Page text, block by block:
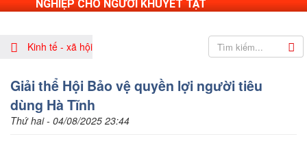
NGHIỆP CHO NGƯỜI KHUYẾT TẬT
Kinh tế - xã hội
Giải thể Hội Bảo vệ quyền lợi người tiêu
dùng Hà Tĩnh
Thứ hai - 04/08/2025 23:44